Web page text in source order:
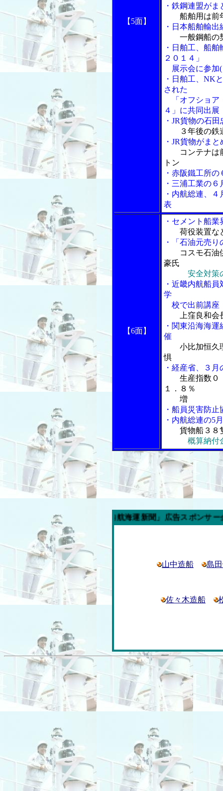
【5面】
・鉄鋼連盟が
船舶用は前
・日本船舶輸
一般鋼船の
・日舶工、船
２０１４」
展示会に参加(
・日舶工、NK
された
「オフショア
４」に共同出展
・JR貨物の石
３年後の鉄
・JR貨物がま
コンテナは
トン
・赤阪鐵工所
・三浦工業の
・内航総連、
表
【6面】
・セメント船
荷役装置な
・「石油元売
コスモ石
豪氏
安全対策
・近畿内航船
学
校で出前講座
上窪良和
・関東沿海海
催
小比加恒久
惧
・経産省、３
生産指数０
１．８％
増
・船員災害防
・内航総連の5
貨物船３８
概算納付
今週の「内航海運新聞」広告スポンサー企業
山中造船 島
佐々木造船